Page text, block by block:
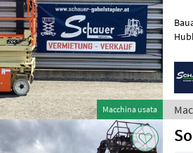
Macchina usata
Hubhöhe: